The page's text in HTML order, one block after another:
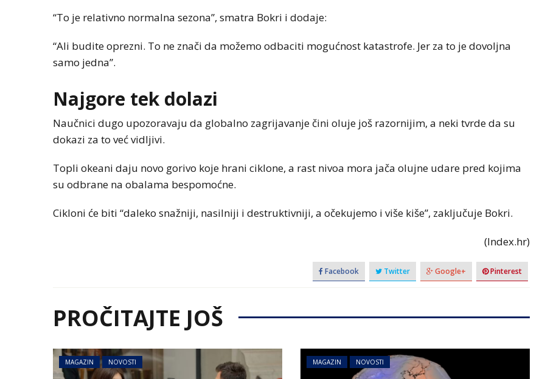
“To je relativno normalna sezona”, smatra Bokri i dodaje:
“Ali budite oprezni. To ne znači da možemo odbaciti mogućnost katastrofe. Jer za to je dovoljna
samo jedna”.
Najgore tek dolazi
Naučnici dugo upozoravaju da globalno zagrijavanje čini oluje još razornijim, a neki tvrde da su
dokazi za to već vidljivi.
Topli okeani daju novo gorivo koje hrani ciklone, a rast nivoa mora jača olujne udare pred kojima
su odbrane na obalama bespomoćne.
Cikloni će biti “daleko snažniji, nasilniji i destruktivniji, a očekujemo i više kiše”, zaključuje Bokri.
(Index.hr)
Facebook Twitter Google+ Pinterest
PROČITAJTE JOŠ
MAGAZIN NOVOSTI MAGAZIN NOVOSTI